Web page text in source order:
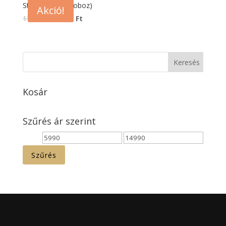
Akció!
StarBrown (3 Doboz)
17970
Ft
Kosár
Szűrés ár szerint
Min
ár
Max
Szűrés